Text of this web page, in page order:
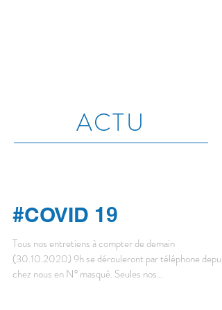
ACTU
#COVID 19
Tous nos entretiens à compter de demain
(30.10.2020) 9h se dérouleront par téléphone depuis
chez nous en N° masqué. Seules nos...